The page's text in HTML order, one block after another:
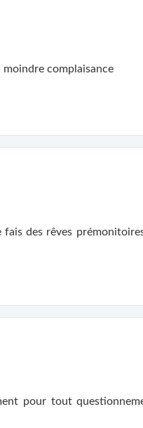
moindre complaisance
des rêves
pour tout